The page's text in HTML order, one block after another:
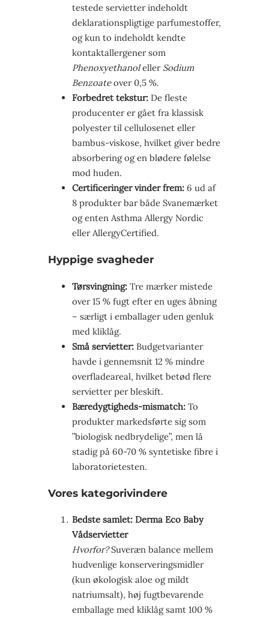
testede servietter indeholdt
deklarationspligtige parfumestoffer,
og kun to indeholdt kendte
kontaktallergener som
Phenoxyethanoleller Sodium
Benzoateover 0,5 %.
Forbedret tekstur: De fleste
producenter er gået fra klassisk
polyester til cellulosenet eller
bambus-viskose, hvilket giver bedre
absorbering og en blødere følelse
mod huden.
Certificeringer vinder frem: 6 ud af
8 produkter bar både Svanemærket
og enten Asthma Allergy Nordic
eller AllergyCertified.
Hyppige svagheder
Tørsvingning: Tre mærker mistede
over 15 % fugt efter en uges åbning
– særligt i emballager uden genluk
med kliklåg.
Små servietter: Budgetvarianter
havde i gennemsnit 12 % mindre
overfladeareal, hvilket betød flere
servietter per bleskift.
Bæredygtigheds-mismatch: To
produkter markedsførte sig som
”biologisk nedbrydelige”, men lå
stadig på 60-70 % syntetiske fibre i
laboratorietesten.
Vores kategorivindere
Bedste samlet: Derma Eco Baby
Vådservietter
Hvorfor?Suveræn balance mellem
hudvenlige konserveringsmidler
(kun økologisk aloe og mildt
natriumsalt), høj fugtbevarende
emballage med kliklåg samt 100 %